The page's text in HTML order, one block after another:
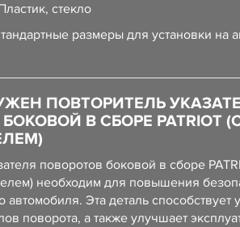
стекло
размеры для установки на
ПОВТОРИТЕЛЬ
В СБОРЕ PATRIOT
поворотов боковой в сборе
необходим для повышения
Эта деталь
поворота, а также улучшает